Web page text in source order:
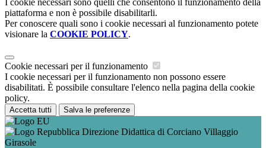
piattaforma e non è possibile disabilitarli.
Per conoscere quali sono i cookie necessari al funzionamento potete
visionare la COOKIE POLICY.
Cookie necessari per il funzionamento
I cookie necessari per il funzionamento non possono essere
disabilitati. È possibile consultare l'elenco nella pagina della cookie
policy.
Accetta tutti Salva le preferenze
Direzione Didattica di Corciano Villaggio
Girasole